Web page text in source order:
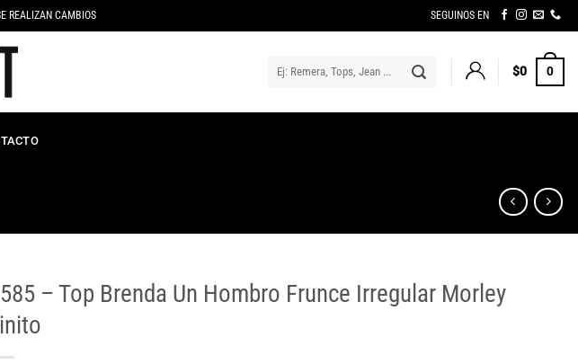
REALIZAN CAMBIOS SEGUINOS EN
Buscar
por:
$0 0
– Top Brenda Un Hombro Frunce Irregular Morley